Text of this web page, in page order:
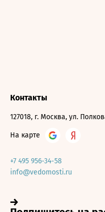
Контакты
127018, г. Москва, ул.
На карте
+7 495 956-34-58
info@vedomosti.ru